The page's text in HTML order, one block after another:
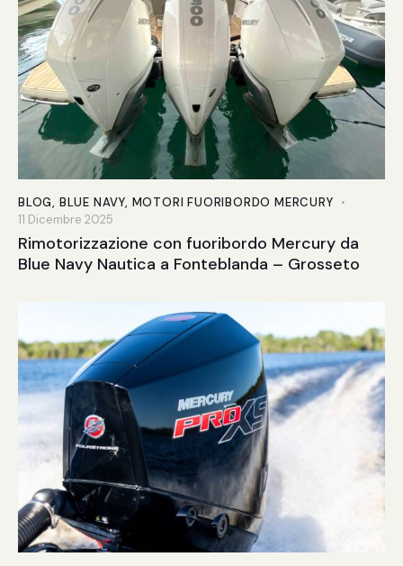
BLOG, BLUE NAVY, MOTORI FUORIBORDO MERCURY
11 Dicembre 2025
Rimotorizzazione con fuoribordo Mercury da
Blue Navy Nautica a Fonteblanda – Grosseto